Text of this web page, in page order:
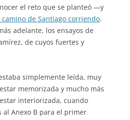
el reto que se planteó —y
de Santiago corriendo.
adelante, los ensayos de
de cuyos fuertes y
simplemente leída, muy
memorizada y mucho más
interiorizada, cuando
al Anexo B para el primer